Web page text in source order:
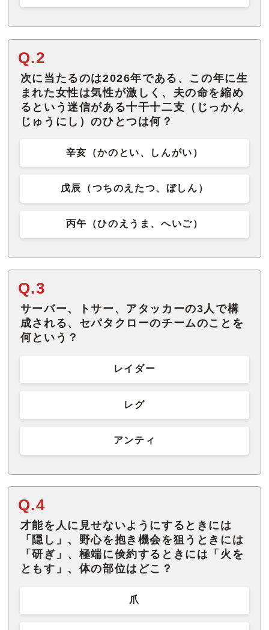
Q.2
次に当たるのは2026年である、この年に生
まれた女性は気性が激しく、夫の命を縮め
るという迷信がある十干十二支（じっかん
じゅうにし）のひとつは何？
辛亥（かのとい、しんがい）
戊辰（つちのえたつ、ぼしん）
丙午（ひのえうま、へいご）
Q.3
サーバー、トサー、アタッカーの3人で構
成される、セパタクローのチームのことを
何という？
レイダー
レグ
アンティ
Q.4
才能を人に見せないようにするときには
「隠し」、野心を抱き機会を狙うときには
「研ぎ」、極端に倹約するときには「火を
ともす」、体の部位はどこ？
爪